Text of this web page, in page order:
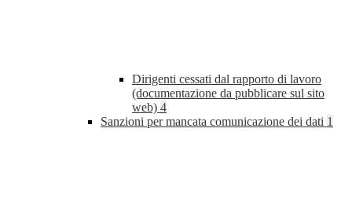
Dirigenti cessati dal rapporto di lavoro
(documentazione da pubblicare sul sito
web) 4
Sanzioni per mancata comunicazione dei dati 1